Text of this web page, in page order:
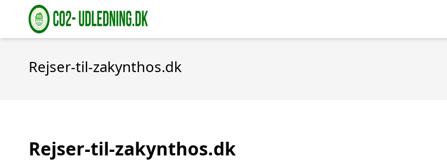
Rejser-til-zakynthos.dk
Rejser-til-zakynthos.dk